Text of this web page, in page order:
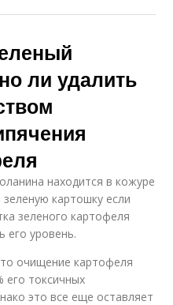
ли удалить
находится в кожуре
картошку если
зеленого картофеля
его уровень.
очищение картофеля
его токсичных
это все еще оставляет